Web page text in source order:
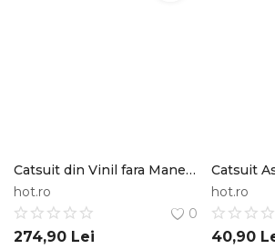
Catsuit din Vinil fara Maneci, Negru, M Black Level
hot.ro
0
274,90 Lei
hot.ro
40,90